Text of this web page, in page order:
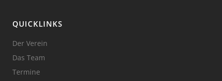
QUICKLINKS
Der Verein
Das Team
Termine